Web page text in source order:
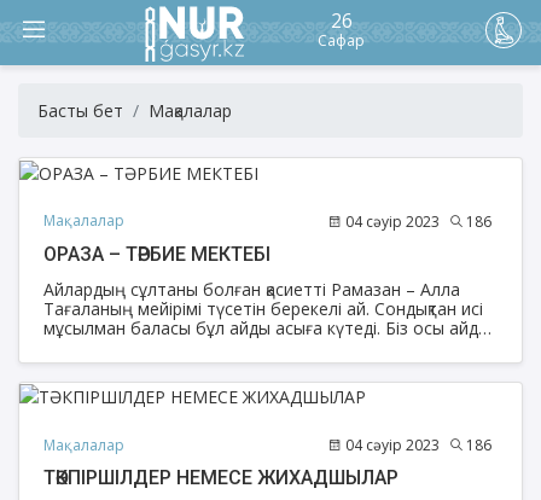
26
Сафар
Басты бет Мақалалар
Мақалалар 04 сәуір 2023 186
ОРАЗА – ТӘРБИЕ МЕКТЕБІ
Айлардың сұлтаны болған қасиетті Рамазан – Алла
Тағаланың мейірімі түсетін берекелі ай. Сондықтан исі
мұсылман баласы бұл айды асыға күтеді. Біз осы айда
жақындай түсеміз.
Мақалалар 04 сәуір 2023 186
ТӘКПІРШІЛДЕР НЕМЕСЕ ЖИХАДШЫЛАР